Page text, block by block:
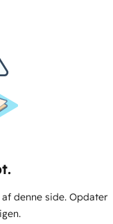
denne side. Opdater